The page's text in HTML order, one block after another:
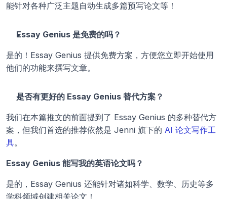
能针对各种广泛主题自动生成多篇预写论文等！
Essay Genius 是免费的吗？
是的！Essay Genius 提供免费方案，方便您立即开始使用
他们的功能来撰写文章。
是否有更好的 Essay Genius 替代方案？
我们在本篇推文的前面提到了 Essay Genius 的多种替代方
案，但我们首选的推荐依然是 Jenni 旗下的 AI 论文写作工
具。
Essay Genius 能写我的英语论文吗？
是的，Essay Genius 还能针对诸如科学、数学、历史等多
学科领域创建相关论文！